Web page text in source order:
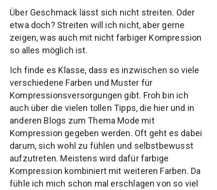
Über Geschmack lässt sich nicht streiten. Oder
etwa doch? Streiten will ich nicht, aber gerne
zeigen, was auch mit nicht farbiger Kompression
so alles möglich ist.
Ich finde es Klasse, dass es inzwischen so viele
verschiedene Farben und Muster für
Kompressionsversorgungen gibt. Froh bin ich
auch über die vielen tollen Tipps, die hier und in
anderen Blogs zum Thema Mode mit
Kompression gegeben werden. Oft geht es dabei
darum, sich wohl zu fühlen und selbstbewusst
aufzutreten. Meistens wird dafür farbige
Kompression kombiniert mit weiteren Farben. Da
fühle ich mich schon mal erschlagen von so viel